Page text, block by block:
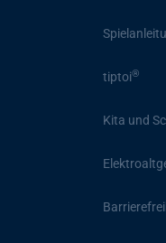
tiptoi®
Kita und